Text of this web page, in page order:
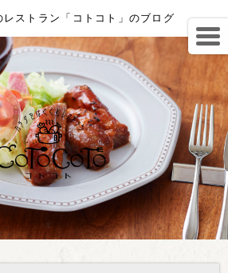
レストラン「コトコト」のブログ